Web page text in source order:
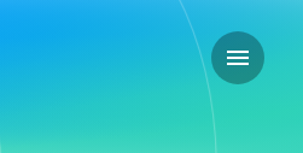
Open